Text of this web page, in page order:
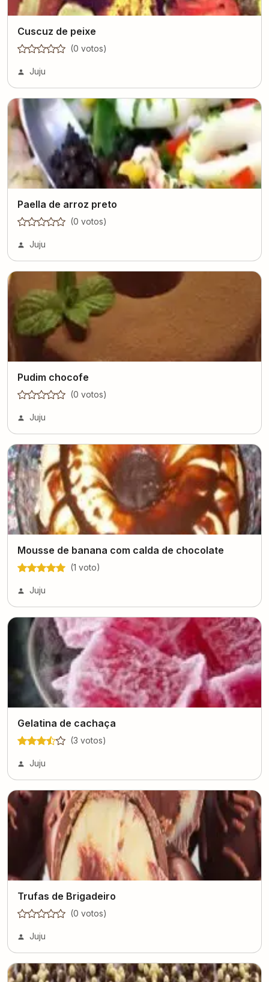
Cuscuz de peixe
(0 votos)
Juju
Paella de arroz preto
(0 votos)
Juju
Pudim chocofe
(0 votos)
Juju
Mousse de banana com calda de chocolate
(1 voto)
Juju
Gelatina de cachaça
(3 votos)
Juju
Trufas de Brigadeiro
(0 votos)
Juju